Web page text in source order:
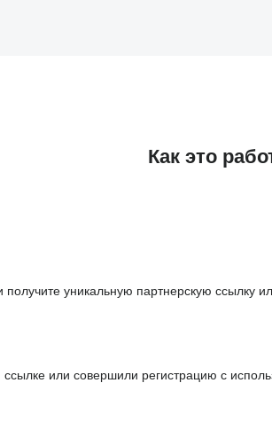
Как это
уникальную партнерскую ссылку
или совершили регистрацию с